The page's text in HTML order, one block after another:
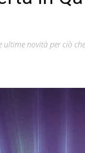
ultime novità per ciò